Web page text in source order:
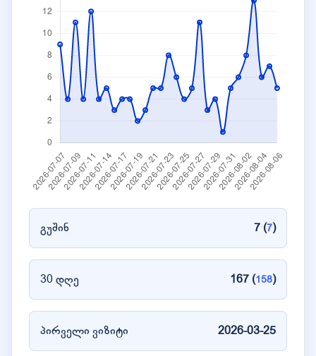
გუშინ 7 (7)
30 დღე 167 (158)
პირველი ვიზიტი 2026-03-25